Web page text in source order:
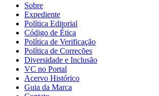
Sobre
Expediente
Política Editorial
Código de Ética
Política de Verificação
Política de Correções
Diversidade e Inclusão
VC no Portal
Acervo Histórico
Guia da Marca